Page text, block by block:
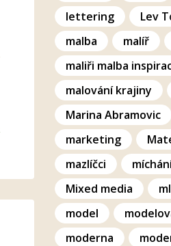
lettering
Lev
malba
malíř
maliři malba
malování krajiny
Marina Abramovic
marketing
mazlíčci
Mixed media
model
moderna